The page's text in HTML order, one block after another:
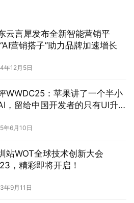
云言犀发布全新智能营销平
营销搭子”助力品牌加速增长
年12月5日
WWDC25：苹果讲了一个半小
，留给中国开发者的只有UI升
年6月10日
站WOT全球技术创新大会
，精彩即将开启！
年9月11日